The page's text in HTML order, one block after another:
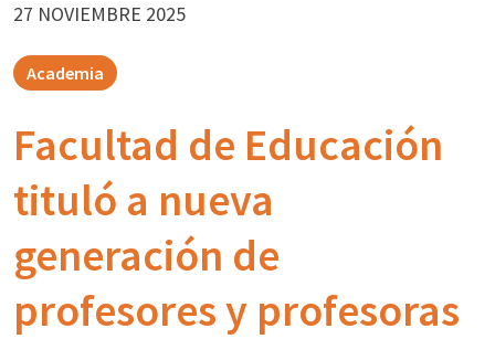
27 NOVIEMBRE 2025
Academia
Facultad de Educación
tituló a nueva
generación de
profesores y profesoras